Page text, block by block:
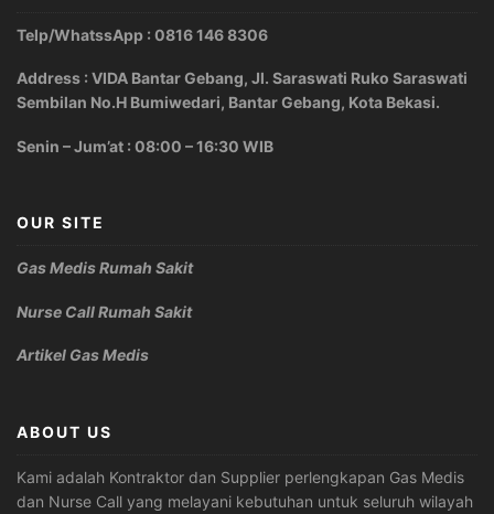
Telp/WhatssApp : 0816 146 8306
Address : VIDA Bantar Gebang, Jl. Saraswati Ruko Saraswati
Sembilan No.H Bumiwedari, Bantar Gebang, Kota Bekasi.
Senin – Jum’at : 08:00 – 16:30 WIB
OUR SITE
Gas Medis Rumah Sakit
Nurse Call Rumah Sakit
Artikel Gas Medis
ABOUT US
Kami adalah Kontraktor dan Supplier perlengkapan Gas Medis
dan Nurse Call yang melayani kebutuhan untuk seluruh wilayah